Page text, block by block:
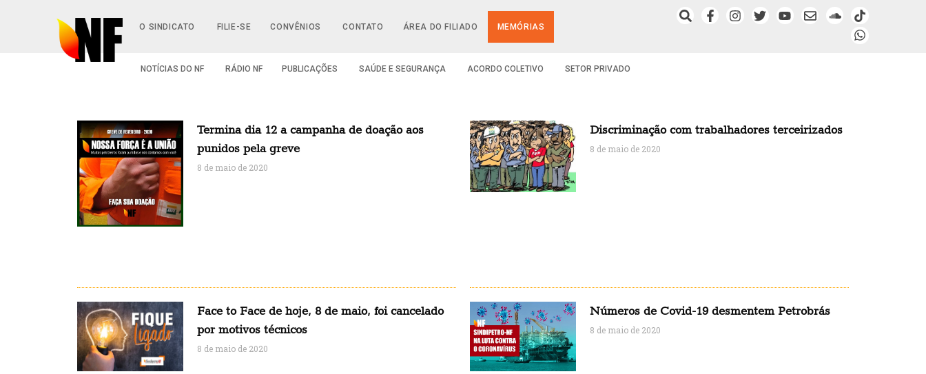
O SINDICATO FILIE-SE CONVÊNIOS CONTATO ÁREA DO FILIADO MEMÓRIAS
NOTÍCIAS DO NF RÁDIO NF PUBLICAÇÕES SAÚDE E SEGURANÇA ACORDO COLETIVO SETOR PRIVADO
Termina dia 12 a campanha de doação aos
punidos pela greve
8 de maio de 2020
Discriminação com trabalhadores terceirizados
8 de maio de 2020
Face to Face de hoje, 8 de maio, foi cancelado
por motivos técnicos
8 de maio de 2020
Números de Covid-19 desmentem Petrobrás
8 de maio de 2020